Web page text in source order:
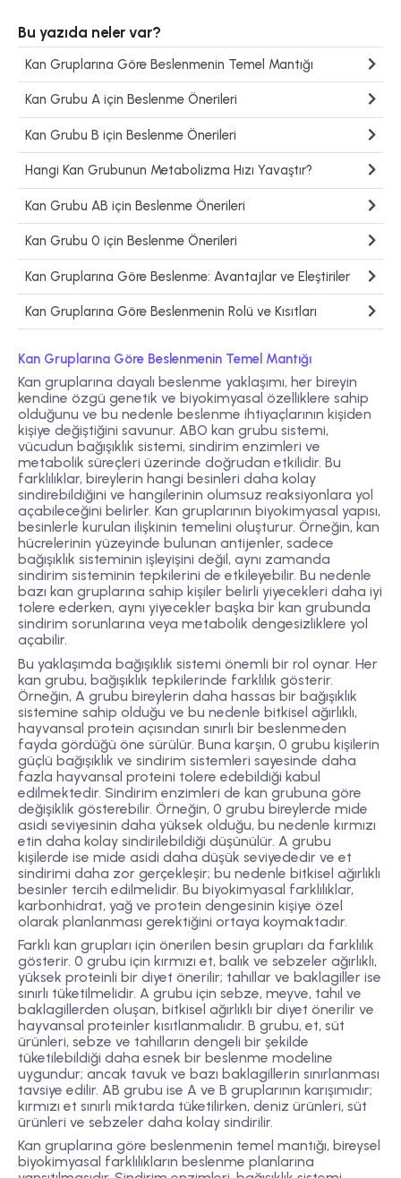
Bu yazıda neler var?
Kan Gruplarına Göre Beslenmenin Temel Mantığı
Kan Grubu A için Beslenme Önerileri
Kan Grubu B için Beslenme Önerileri
Hangi Kan Grubunun Metabolizma Hızı Yavaştır?
Kan Grubu AB için Beslenme Önerileri
Kan Grubu 0 için Beslenme Önerileri
Kan Gruplarına Göre Beslenme: Avantajlar ve Eleştiriler
Kan Gruplarına Göre Beslenmenin Rolü ve Kısıtları
Kan Gruplarına Göre Beslenmenin Temel Mantığı
Kan gruplarına dayalı beslenme yaklaşımı, her bireyin
kendine özgü genetik ve biyokimyasal özelliklere sahip
olduğunu ve bu nedenle beslenme ihtiyaçlarının kişiden
kişiye değiştiğini savunur. ABO kan grubu sistemi,
vücudun bağışıklık sistemi, sindirim enzimleri ve
metabolik süreçleri üzerinde doğrudan etkilidir. Bu
farklılıklar, bireylerin hangi besinleri daha kolay
sindirebildiğini ve hangilerinin olumsuz reaksiyonlara yol
açabileceğini belirler. Kan gruplarının biyokimyasal yapısı,
besinlerle kurulan ilişkinin temelini oluşturur. Örneğin, kan
hücrelerinin yüzeyinde bulunan antijenler, sadece
bağışıklık sisteminin işleyişini değil, aynı zamanda
sindirim sisteminin tepkilerini de etkileyebilir. Bu nedenle
bazı kan gruplarına sahip kişiler belirli yiyecekleri daha iyi
tolere ederken, aynı yiyecekler başka bir kan grubunda
sindirim sorunlarına veya metabolik dengesizliklere yol
açabilir.
Bu yaklaşımda bağışıklık sistemi önemli bir rol oynar. Her
kan grubu, bağışıklık tepkilerinde farklılık gösterir.
Örneğin, A grubu bireylerin daha hassas bir bağışıklık
sistemine sahip olduğu ve bu nedenle bitkisel ağırlıklı,
hayvansal protein açısından sınırlı bir beslenmeden
fayda gördüğü öne sürülür. Buna karşın, 0 grubu kişilerin
güçlü bağışıklık ve sindirim sistemleri sayesinde daha
fazla hayvansal proteini tolere edebildiği kabul
edilmektedir. Sindirim enzimleri de kan grubuna göre
değişiklik gösterebilir. Örneğin, 0 grubu bireylerde mide
asidi seviyesinin daha yüksek olduğu, bu nedenle kırmızı
etin daha kolay sindirilebildiği düşünülür. A grubu
kişilerde ise mide asidi daha düşük seviyededir ve et
sindirimi daha zor gerçekleşir; bu nedenle bitkisel ağırlıklı
besinler tercih edilmelidir. Bu biyokimyasal farklılıklar,
karbonhidrat, yağ ve protein dengesinin kişiye özel
olarak planlanması gerektiğini ortaya koymaktadır.
Farklı kan grupları için önerilen besin grupları da farklılık
gösterir. 0 grubu için kırmızı et, balık ve sebzeler ağırlıklı,
yüksek proteinli bir diyet önerilir; tahıllar ve baklagiller ise
sınırlı tüketilmelidir. A grubu için sebze, meyve, tahıl ve
baklagillerden oluşan, bitkisel ağırlıklı bir diyet önerilir ve
hayvansal proteinler kısıtlanmalıdır. B grubu, et, süt
ürünleri, sebze ve tahılların dengeli bir şekilde
tüketilebildiği daha esnek bir beslenme modeline
uygundur; ancak tavuk ve bazı baklagillerin sınırlanması
tavsiye edilir. AB grubu ise A ve B gruplarının karışımıdır;
kırmızı et sınırlı miktarda tüketilirken, deniz ürünleri, süt
ürünleri ve sebzeler daha kolay sindirilir.
Kan gruplarına göre beslenmenin temel mantığı, bireysel
biyokimyasal farklılıkların beslenme planlarına